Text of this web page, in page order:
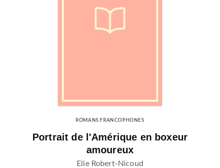
ROMANS FRANCOPHONES
Portrait de l'Amérique en boxeur
amoureux
Elie Robert-Nicoud